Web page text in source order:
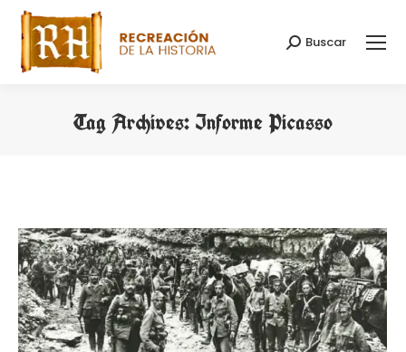
Search:
Buscar
Tag Archives: Informe Picasso